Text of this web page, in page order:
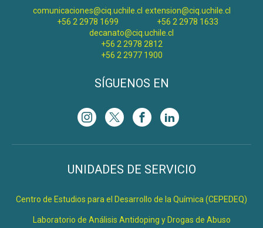
comunicaciones@ciq.uchile.cl
+56 2 2978 1699
extension@ciq.uchile.cl
+56 2 2978 1633
decanato@ciq.uchile.cl
+56 2 2978 2812
+56 2 2977 1900
SÍGUENOS EN
UNIDADES DE SERVICIO
Centro de Estudios para el Desarrollo de la Química (CEPEDEQ)
Laboratorio de Análisis Antidoping y Drogas de Abuso